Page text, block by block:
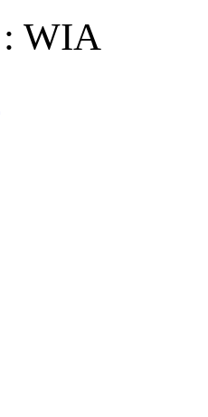
: WIA